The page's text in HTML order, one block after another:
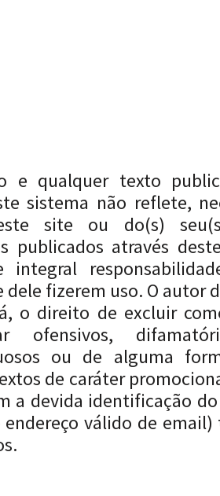
e qualquer texto
sistema não reflete,
site ou do(s)
publicados através
integral
dele fizerem uso. O autor
o direito de excluir
ofensivos,
ou de alguma
de caráter
a devida identificação
válido de